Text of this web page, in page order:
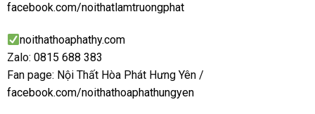
facebook.com/noithatlamtruongphat
noithathoaphathy.com
Zalo: 0815 688 383
Fan page: Nội Thất Hòa Phát Hưng Yên /
facebook.com/noithathoaphathungyen